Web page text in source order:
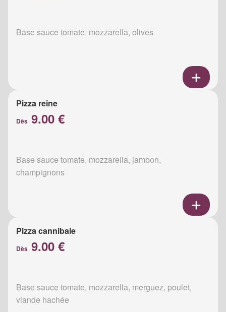
Base sauce tomate, mozzarella, olives
Pizza reine
Dès 9.00 €
Base sauce tomate, mozzarella, jambon,
champignons
Pizza cannibale
Dès 9.00 €
Base sauce tomate, mozzarella, merguez, poulet,
viande hachée